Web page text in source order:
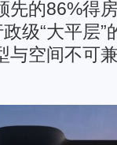
先的86%得
级“大平层”
与空间不可